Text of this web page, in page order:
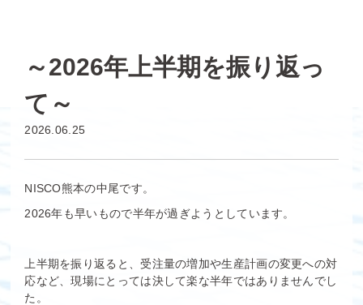
～2026年上半期を振り返っ
て～
2026.06.25
NISCO熊本の中尾です。
2026年も早いもので半年が過ぎようとしています。
上半期を振り返ると、受注量の増加や生産計画の変更への対
応など、現場にとっては決して楽な半年ではありませんでし
た。